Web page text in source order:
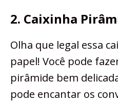
2. Caixinha
Olha que legal essa
papel! Você pode
pirâmide bem
pode encantar os